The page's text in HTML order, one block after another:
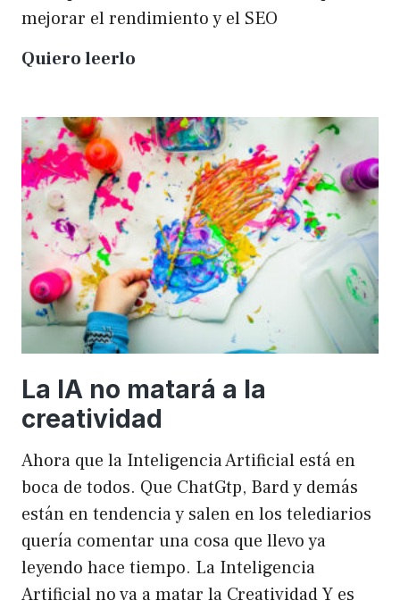
mejorar el rendimiento y el SEO
Quiero leerlo
de
FSE
en
WordPress
para
mejorar
el
rendimiento
y
el
SEO
La IA no matará a la
creatividad
Ahora que la Inteligencia Artificial está en
boca de todos. Que ChatGtp, Bard y demás
están en tendencia y salen en los telediarios
quería comentar una cosa que llevo ya
leyendo hace tiempo. La Inteligencia
Artificial no va a matar la Creatividad Y es